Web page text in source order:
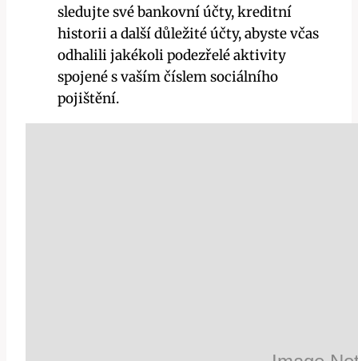
sledujte své bankovní účty, kreditní
historii a další důležité účty, abyste včas
odhalili jakékoli podezřelé aktivity
spojené s vaším číslem sociálního
pojištění.